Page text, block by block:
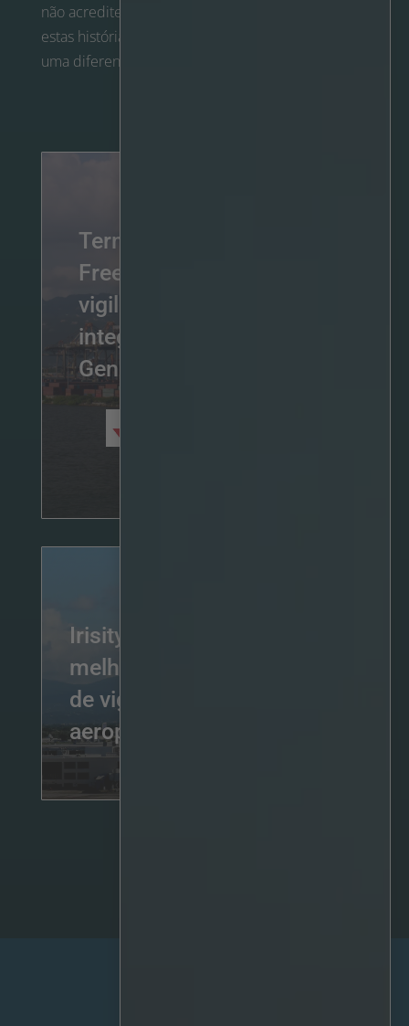
não acredite apenas na nossa palavra! Explore
estas histórias reais de clientes em que Irisity fez
uma diferença significativa.
Terminal de Kingston
Freeport melhora a
vigilância por IA com a
integração Irisity e da
Genetec
Irisity e Genetec
melhoram as operações
de vigilância no
aeroporto de San Juan